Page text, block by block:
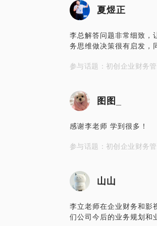
夏煜正
李总解答问题非常细致，
务思维做决策很有启发，
参与话题：初创企业财务
图图_
感谢李老师 学到很多！
参与话题：初创企业财务
山山
李立老师在企业财务和影
们公司今后的业务规划和